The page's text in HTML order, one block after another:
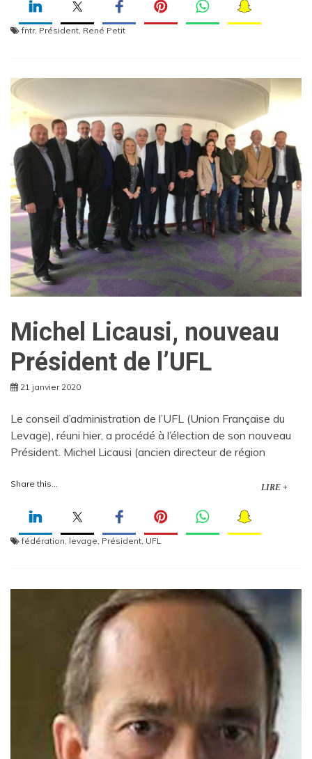
fntr, Président René Petit
Michel Licausi, nouveau
Président de l’UFL
21 janvier 2020
Le conseil d’administration de l’UFL (Union Française du
Levage), réuni hier, a procédé à l’élection de son nouveau
Président. Michel Licausi (ancien directeur de région
Share this... LIRE +
fédération levage Président UFL